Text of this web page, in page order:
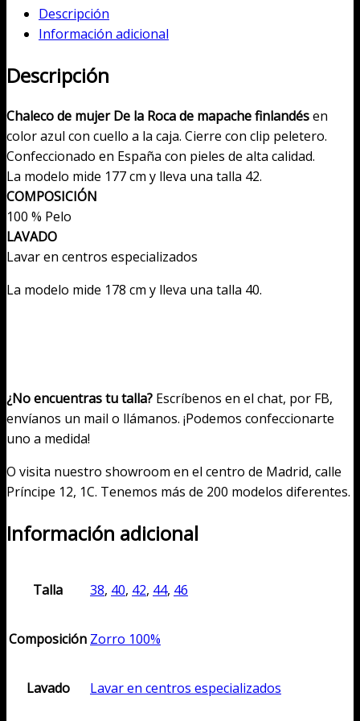
mapache
cantidad
Descripción
Información adicional
Descripción
Chaleco de mujer De la Roca de mapache finlandésen
color azul con cuello a la caja. Cierre con clip peletero.
Confeccionado en España con pieles de alta calidad.
La modelo mide 177 cm y lleva una talla 42.
COMPOSICIÓN
100 % Pelo
LAVADO
Lavar en centros especializados
La modelo mide 178 cm y lleva una talla 40.
¿No encuentras tu talla? Escríbenos en el chat, por FB,
envíanos un mail o llámanos. ¡Podemos confeccionarte
uno a medida!
O visita nuestro showroom en el centro de Madrid, calle
Príncipe 12, 1C. Tenemos más de 200 modelos diferentes.
Información adicional
Talla 38, 40, 42, 44, 46
Composición Zorro 100%
Lavado Lavar en centros especializados